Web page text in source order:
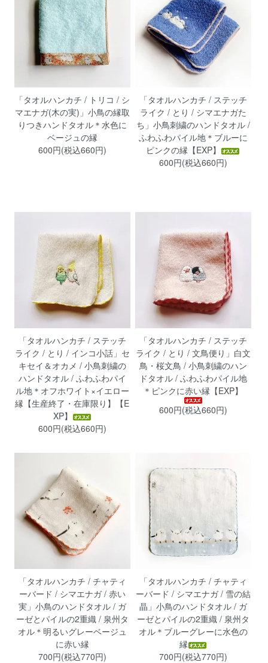
「タオルハンカチ / トリコ / シ
マエナガ(木の実)」小鳥の縁取
りつきハンドタオル＊水色に
ベージュの縁
600円(税込660円)
「タオルハンカチ / ステッチ
ライク / とり / シマエナガた
ち」小鳥刺繍のハンドタオル /
ふわふわパイル地＊ブルーに
ピンクの縁【EXP】
600円(税込660円)
「タオルハンカチ / ステッチ
ライク / とり / インコ小話」セ
キセイ＆オカメ / 小鳥刺繍の
ハンドタオル / ふわふわパイ
ル地＊オフホワイト×イエロー
縁【生産終了・在庫限り】【E
XP】
600円(税込660円)
「タオルハンカチ / ステッチ
ライク / とり / 文鳥便り」白文
鳥・桜文鳥 / 小鳥刺繍のハン
ドタオル / ふわふわパイル地
＊ピンクに赤い縁【EXP】
600円(税込660円)
「タオルハンカチ / チャティ
ーバード / シマエナガ / 赤い
実」小鳥のハンドタオル / ガ
ーゼとパイルの2重織 / 泉州タ
オル＊明るいグレーベージュ
に赤い縁
700円(税込770円)
「タオルハンカチ / チャティ
ーバード / シマエナガ / 雪の結
晶」小鳥のハンドタオル / ガ
ーゼとパイルの2重織 / 泉州タ
オル＊ブルーグレーに水色の
縁
700円(税込770円)